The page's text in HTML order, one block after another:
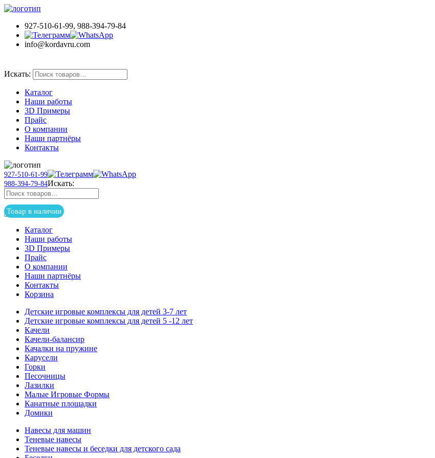
927-510-61-99, 988-394-79-84
info@kordavru.com
Искать:
Каталог
Наши работы
3D Примеры
Прайс
О компании
Наши партнёры
Контакты
927-510-61-99
988-394-79-84Искать:
Товар в наличии
Каталог
Наши работы
3D Примеры
Прайс
О компании
Наши партнёры
Контакты
Корзина
Детские игровые комплексы для детей 3-7 лет
Детские игровые комплексы для детей 5 -12 лет
Качели
Качели-балансир
Качалки на пружине
Карусели
Горки
Песочницы
Лазилки
Малые Игровые Формы
Канатные площадки
Домики
Навесы для машин
Теневые навесы
Теневые навесы и беседки для детского сада